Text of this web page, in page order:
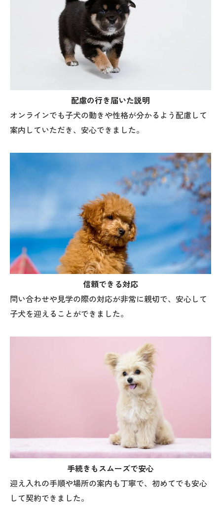
配慮の行き届いた説明
オンラインでも子犬の動きや性格が分かるよう配慮して
案内していただき、安心できました。
信頼できる対応
問い合わせや見学の際の対応が非常に親切で、安心して
子犬を迎えることができました。
手続きもスムーズで安心
迎え入れの手順や場所の案内も丁寧で、初めてでも安心
して契約できました。